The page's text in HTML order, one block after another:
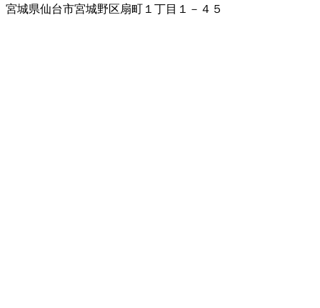
宮城県仙台市宮城野区扇町１丁目１－４５